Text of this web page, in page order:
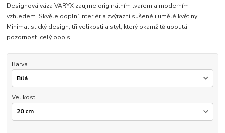
Designová váza VARYX zaujme originálním tvarem a moderním
vzhledem. Skvěle doplní interiér a zvýrazní sušené i umělé květiny.
Minimalistický design, tři velikosti a styl, který okamžitě upoutá
pozornost. celý popis
Barva
Velikost